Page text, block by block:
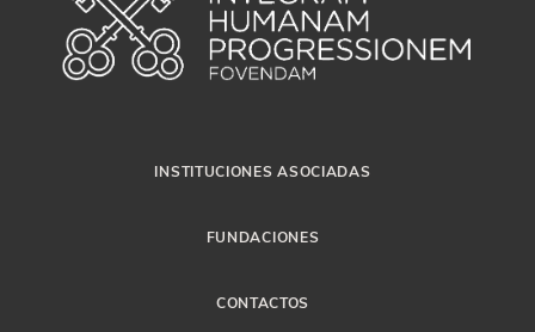
INSTITUCIONES ASOCIADAS
FUNDACIONES
CONTACTOS